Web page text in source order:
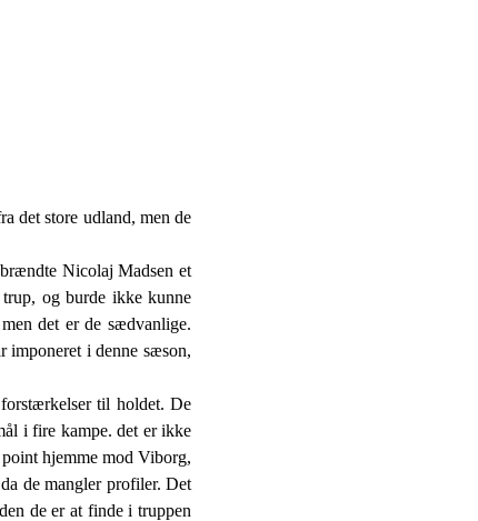
det store udland, men de
Nicolaj Madsen et
og burde ikke kunne
det er de sædvanlige.
imponeret i denne sæson,
til holdet. De
i fire kampe. det er ikke
hjemme mod Viborg,
de mangler profiler. Det
de er at finde i truppen